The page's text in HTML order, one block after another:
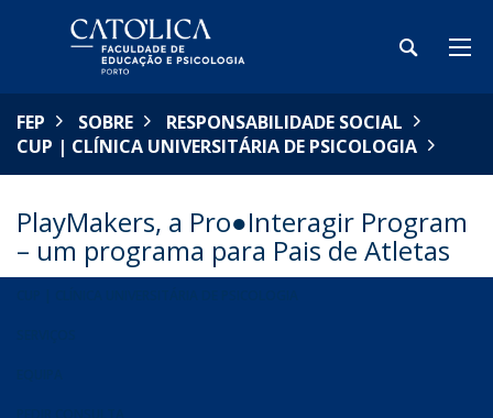
FEP SOBRE
RESPONSABILIDADE SOCIAL
CUP | CLÍNICA UNIVERSITÁRIA DE PSICOLOGIA
PlayMakers, a Pro●Interagir Program
– um programa para Pais de Atletas